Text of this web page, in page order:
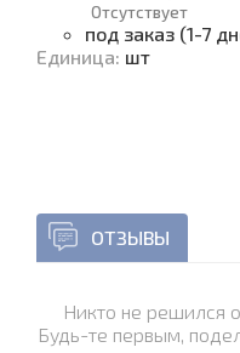
Отсутствует
под заказ (1-7
Единица: шт
ОТЗЫВЫ
Никто не решился
Будь-те первым,